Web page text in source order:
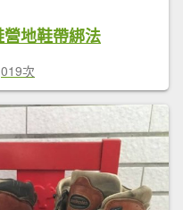
營地鞋帶綁法
次